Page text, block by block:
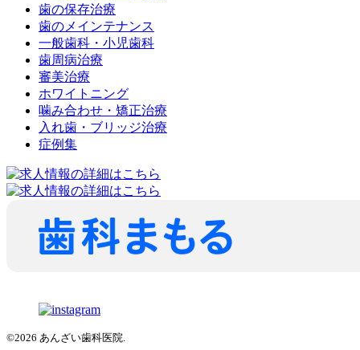
歯の保存治療
歯のメインテナンス
一般歯科・小児歯科
歯周病治療
審美治療
ホワイトニング
噛み合わせ・矯正治療
入れ歯・ブリッジ治療
症例集
©2026 あんざい歯科医院.